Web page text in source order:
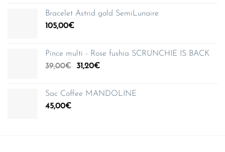
Bracelet Astrid gold SemiLunaire
105,00€
Pince multi - Rose fushia SCRUNCHIE IS BACK
39,00€
Le
était :
31,20€Le
est :
Sac Coffee MANDOLINE
45,00€